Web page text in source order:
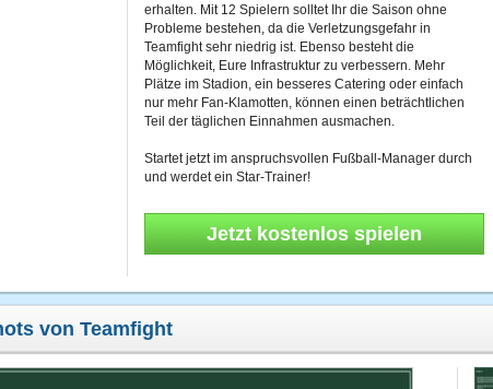
erhalten. Mit 12 Spielern solltet Ihr die Saison ohne
Probleme bestehen, da die Verletzungsgefahr in
Teamfight sehr niedrig ist. Ebenso besteht die
Möglichkeit, Eure Infrastruktur zu verbessern. Mehr
Plätze im Stadion, ein besseres Catering oder einfach
nur mehr Fan-Klamotten, können einen beträchtlichen
Teil der täglichen Einnahmen ausmachen.
Startet jetzt im anspruchsvollen Fußball-Manager durch
und werdet ein Star-Trainer!
Jetzt kostenlos spielen
von Teamfight